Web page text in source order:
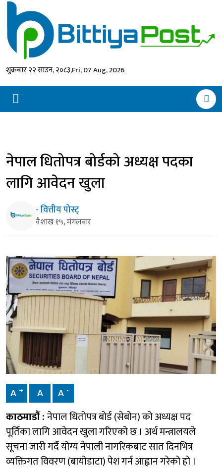
शुक्रबार २२ साउन, २०८३,Fri, 07 Aug, 2026
नेपाल धितोपत्र बोर्डको अध्यक्ष पदका
लागि आवेदन खुला
- वित्तीय पोस्ट्
वैशाख १५, मंगलबार
A + A A -
काठमाडौं :नेपाल धितोपत्र बोर्ड (सेबोन) को अध्यक्ष पद
पूर्तिका लागि आवेदन खुला गरिएको छ । अर्थ मन्त्रालयले
सूचना जारी गर्दै योग्य नेपाली नागरिकबाट सात दिनभित्र
व्यक्तिगत विवरण (बायोडाटा) पेश गर्न आह्वान गरेको हो ।